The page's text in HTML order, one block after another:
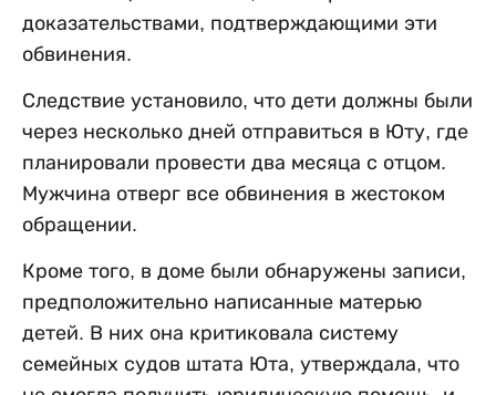
доказательствами, подтверждающими эти
обвинения.
Следствие установило, что дети должны были
через несколько дней отправиться в Юту, где
планировали провести два месяца с отцом.
Мужчина отверг все обвинения в жестоком
обращении.
Кроме того, в доме были обнаружены записи,
предположительно написанные матерью
детей. В них она критиковала систему
семейных судов штата Юта, утверждала, что